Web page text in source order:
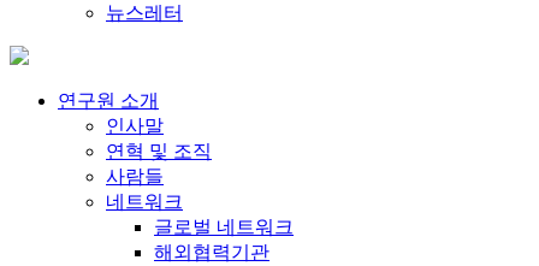
뉴스레터
연구원 소개
인사말
연혁 및 조직
사람들
네트워크
글로벌 네트워크
해외협력기관